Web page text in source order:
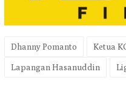
Dhanny Pomanto Ketua
Lapangan Hasanuddin